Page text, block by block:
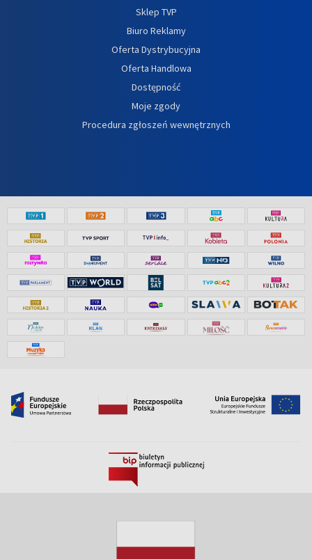
Sklep TVP
Biuro Reklamy
Oferta Dystrybucyjna
Oferta Handlowa
Dostępność
Moje zgody
Procedura zgłoszeń wewnętrznych